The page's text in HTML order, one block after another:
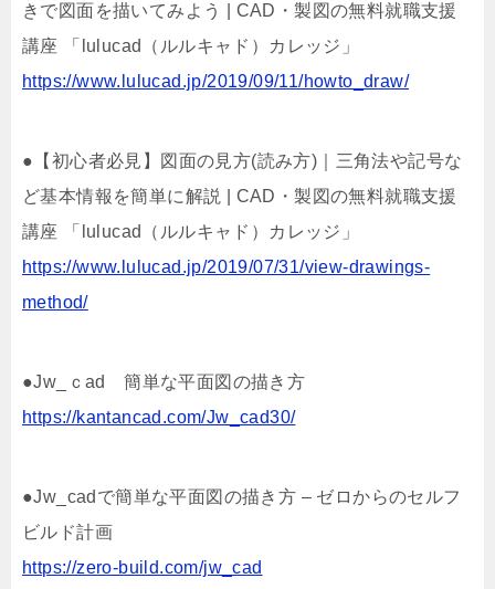
きで図面を描いてみよう | CAD・製図の無料就職支援
講座 「lulucad（ルルキャド）カレッジ」
https://www.lulucad.jp/2019/09/11/howto_draw/
●【初心者必見】図面の見方(読み方)｜三角法や記号な
ど基本情報を簡単に解説 | CAD・製図の無料就職支援
講座 「lulucad（ルルキャド）カレッジ」
https://www.lulucad.jp/2019/07/31/view-drawings-
method/
●Jw_ｃad 簡単な平面図の描き方
https://kantancad.com/Jw_cad30/
●Jw_cadで簡単な平面図の描き方 – ゼロからのセルフ
ビルド計画
https://zero-build.com/jw_cad